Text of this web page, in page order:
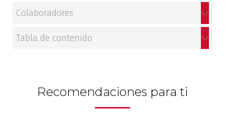
Colaboradores
Tabla de contenido
Recomendaciones para ti